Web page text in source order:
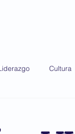
Cultura